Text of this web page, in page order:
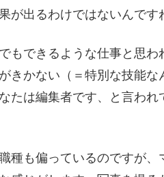
が出るわけではないんです
もできるような仕事と思わ
きかない（＝特別な技能な
たは編集者です、と言わ
種も偏っているのですが、